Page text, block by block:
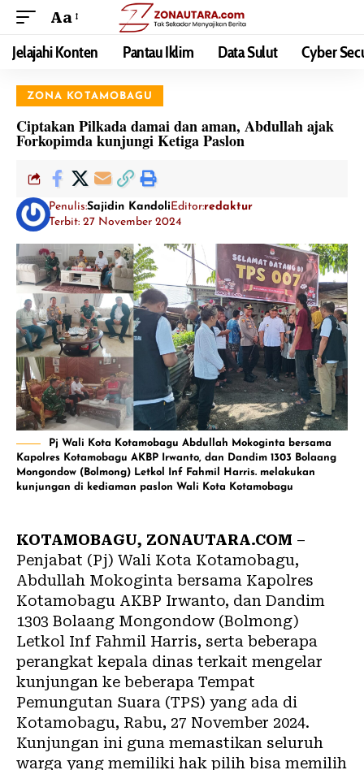
Aa
Jelajahi Konten Pantau Iklim Data Sulut Cyber
ZONA KOTAMOBAGU
Ciptakan Pilkada damai dan aman, Abdullah ajak
Forkopimda kunjungi Ketiga Paslon
Penulis:Sajidin KandoliEditor:redaktur
Terbit: 27 November 2024
Pj Wali Kota Kotamobagu Abdullah Mokoginta bersama
Kapolres Kotamobagu AKBP Irwanto, dan Dandim 1303 Bolaang
Mongondow (Bolmong) Letkol Inf Fahmil Harris. melakukan
kunjungan di kediaman paslon Wali Kota Kotamobagu
KOTAMOBAGU, ZONAUTARA.COM –
Penjabat (Pj) Wali Kota Kotamobagu,
Abdullah Mokoginta bersama Kapolres
Kotamobagu AKBP Irwanto, dan Dandim
1303 Bolaang Mongondow (Bolmong)
Letkol Inf Fahmil Harris, serta beberapa
perangkat kepala dinas terkait mengelar
kunjungan ke beberapa Tempat
Pemungutan Suara (TPS) yang ada di
Kotamobagu, Rabu, 27 November 2024.
Kunjungan ini guna memastikan seluruh
warga yang memiliki hak pilih bisa memilih